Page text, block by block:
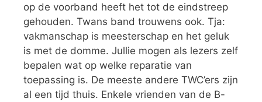
op de voorband heeft het tot de eindstreep
gehouden. Twans band trouwens ook. Tja:
vakmanschap is meesterschap en het geluk
is met de domme. Jullie mogen als lezers zelf
bepalen wat op welke reparatie van
toepassing is. De meeste andere TWC’ers zijn
al een tijd thuis. Enkele vrienden van de B-